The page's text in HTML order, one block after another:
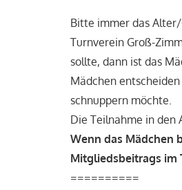
Bitte immer das
Turnverein Groß-
sollte, dann ist das
Mädchen
schnuppern möchte.
Die Teilnahme in den
Wenn das Mädchen
Mitgliedsbeitrags im
==========